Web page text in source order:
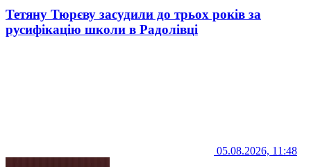
Тетяну Тюрєву засудили до трьох років за
русифікацію школи в Радолівці
05.08.2026, 11:48